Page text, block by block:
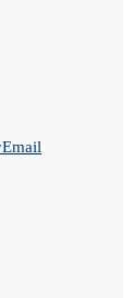
Email